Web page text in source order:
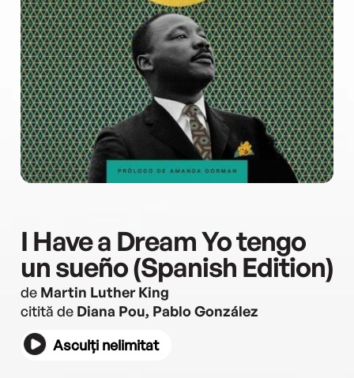
I Have a Dream Yo tengo
un sueño (Spanish Edition)
de Martin Luther King
citită de Diana Pou, Pablo González
Asculți nelimitat